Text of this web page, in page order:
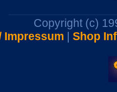
Copyright (c)
Impressum | Shop